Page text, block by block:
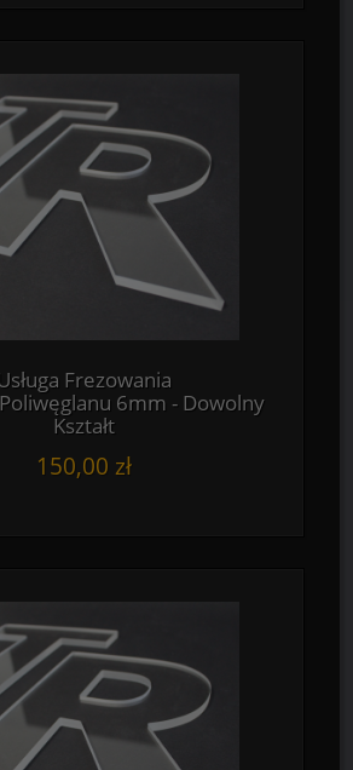
Frezowania
6mm - Dowolny
Kształt
150,00 zł